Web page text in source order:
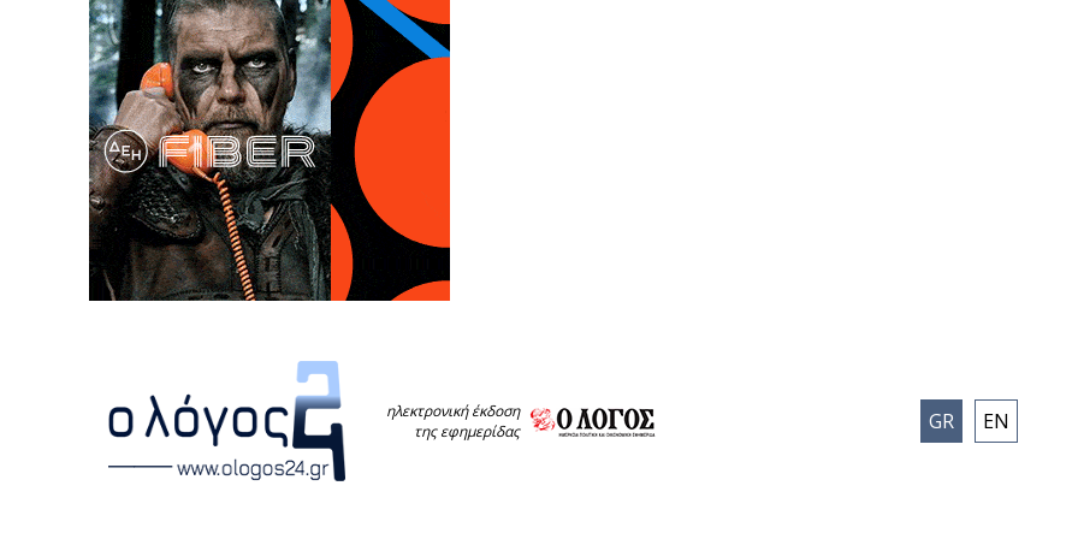
ηλεκτρονική έκδοση
της εφημερίδας
GR EN